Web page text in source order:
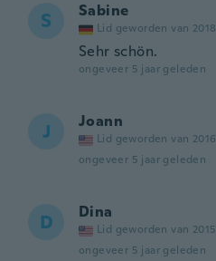
S Sabine
Lid geworden van 2018
Sehr schön.
ongeveer 5 jaar geleden
J Joann
Lid geworden van 2016
ongeveer 5 jaar geleden
D Dina
Lid geworden van 2015
ongeveer 5 jaar geleden